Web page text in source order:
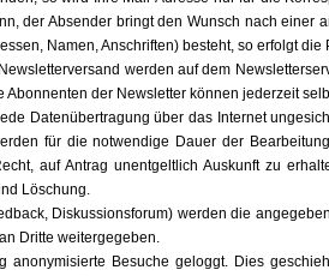
der Absender bringt den Wunsch nach
Namen, Anschriften) besteht, so erfolgt
werden auf dem
Abonnenten der Newsletter können jederzeit
Datenübertragung über das Internet
für die notwendige Dauer der
auf Antrag unentgeltlich Auskunft zu
Löschung.
Diskussionsforum) werden die
Dritte weitergegeben.
anonymisierte Besuche geloggt. Dies